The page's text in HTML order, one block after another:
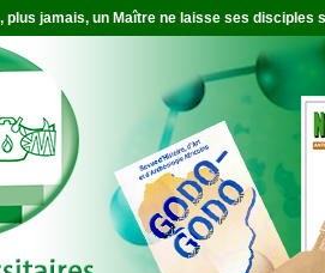
plus jamais, un Maître ne laisse ses disciples